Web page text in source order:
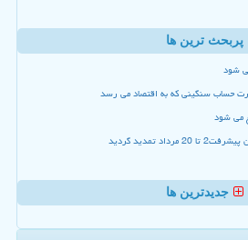
پربحث ترین ها
شود
حساب سنگینی که به اقتصاد می رسد
می شود
تمدید گردید
جدیدترین ها